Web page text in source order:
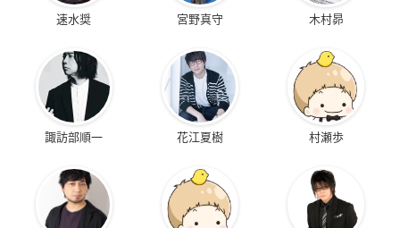
速水奨 宮野真守 木村昴
諏訪部順一 花江夏樹 村瀬歩